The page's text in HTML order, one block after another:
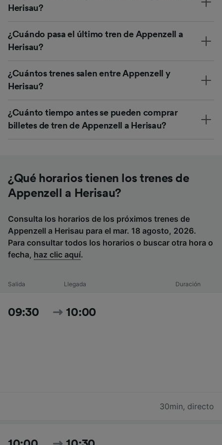
Herisau?
¿Cuándo pasa el último tren de Appenzell a
Herisau?
¿Cuántos trenes salen entre Appenzell y
Herisau?
¿Cuánto tiempo antes se pueden comprar
billetes de tren de Appenzell a Herisau?
¿Qué horarios tienen los trenes de
Appenzell a Herisau?
Consulta los horarios de los próximos trenes de
Appenzell a Herisau para el mar. 18 agosto, 2026.
Para consultar todos los horarios o buscar otra hora o
fecha, haz clic aquí.
Salida Llegada Duración
09:30 10:00
30min, directo